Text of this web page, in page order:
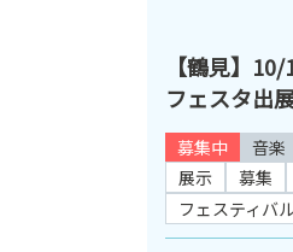
【鶴見】
フェスタ出
募集中 音楽
展示
募集
フェスティバ